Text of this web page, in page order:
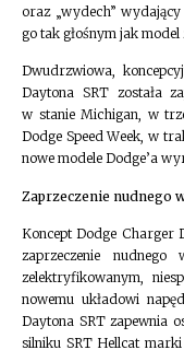
oraz „wydech”
go tak głośnym jak model
Dwudrzwiowa,
Daytona SRT została
w stanie Michigan, w
Dodge Speed Week, w
nowe modele Dodge’a
Zaprzeczenie nudnego
Koncept Dodge Charger
zaprzeczenie nudnego
zelektryfikowanym,
nowemu układowi
Daytona SRT zapewnia
silniku SRT Hellcat